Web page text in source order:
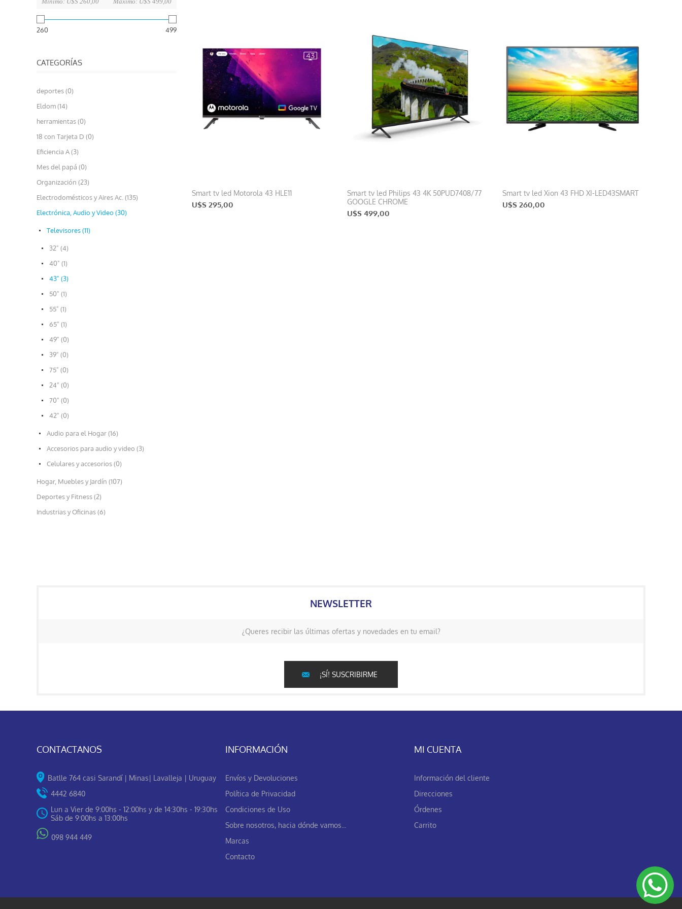
Smart tv led Motorola 43 HLE11
U$S 295,00
Smart tv led Philips 43 4K 50PUD7408/77
GOOGLE CHROME
U$S 499,00
Smart tv led Xion 43 FHD XI-LED43SMART
U$S 260,00
260 499
CATEGORÍAS
deportes (0)
Eldom (14)
herramientas (0)
18 con Tarjeta D (0)
Eficiencia A (3)
Mes del papá (0)
Organización (23)
Electrodomésticos y Aires Ac. (135)
Electrónica, Audio y Video (30)
Televisores (11)
32" (4)
40" (1)
43" (3)
50" (1)
55" (1)
65" (1)
49" (0)
39" (0)
75" (0)
24" (0)
70" (0)
42" (0)
Audio para el Hogar (16)
Accesorios para audio y video (3)
Celulares y accesorios (0)
Hogar, Muebles y Jardín (107)
Deportes y Fitness (2)
Industrias y Oficinas (6)
NEWSLETTER
¿Queres recibir las últimas ofertas y novedades en tu email?
¡SÍ! SUSCRIBIRME
CONTACTANOS
Batlle 764 casi Sarandí | Minas| Lavalleja | Uruguay
4442 6840
Lun a Vier de 9:00hs - 12:00hs y de 14:30hs - 19:30hs
Sáb de 9:00hs a 13:00hs
098 944 449
INFORMACIÓN
Envíos y Devoluciones
Política de Privacidad
Condiciones de Uso
Sobre nosotros, hacia dónde vamos...
Marcas
Contacto
MI CUENTA
Información del cliente
Direcciones
Órdenes
Carrito